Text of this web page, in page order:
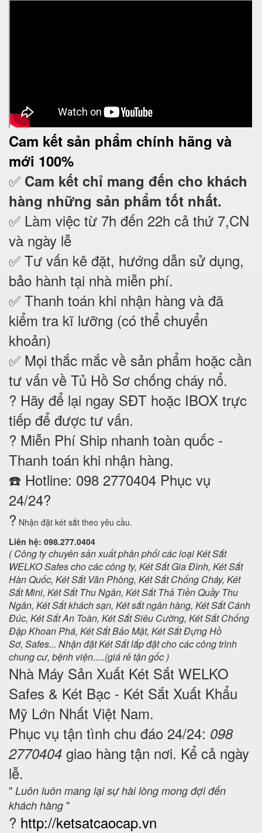
Cam kết sản phẩm chính hãng và
mới 100%
✅ Cam kết chỉ mang đến cho khách
hàng những sản phẩm tốt nhất.
✅ Làm việc từ 7h đến 22h cả thứ 7,CN
và ngày lễ
✅ Tư vấn kê đặt, hướng dẫn sử dụng,
bảo hành tại nhà miễn phí.
✅ Thanh toán khi nhận hàng và đã
kiểm tra kĩ lưỡng (có thể chuyển
khoản)
✅ Mọi thắc mắc về sản phẩm hoặc cần
tư vấn về Tủ Hồ Sơ chống cháy nổ.
? Hãy để lại ngay SĐT hoặc IBOX trực
tiếp để được tư vấn.
? Miễn Phí Ship nhanh toàn quốc -
Thanh toán khi nhận hàng.
☎️ Hotline: 098 2770404 Phục vụ
24/24?
? Nhận đặt két sắt theo yêu cầu.
Liên hệ: 098.277.0404
( Công ty chuyên sản xuất phân phối các loại Két Sắt
WELKO Safes cho các công ty, Két Sắt Gia Đình, Két Sắt
Hàn Quốc, Két Sắt Văn Phòng, Két Sắt Chống Cháy, Két
Sắt Mini, Két Sắt Thu Ngân, Két Sắt Thả Tiền Quầy Thu
Ngân, Két Sắt khách sạn, Két sắt ngân hàng, Két Sắt Cánh
Đúc, Két Sắt An Toàn, Két Sắt Siêu Cường, Két Sắt Chống
Đập Khoan Phá, Két Sắt Bảo Mật, Két Sắt Đựng Hồ
Sơ, Safes... Nhận đặt Két Sắt lắp đặt cho các công trình
chung cư, bệnh viện.....(giá rẻ tận gốc )
Nhà Máy Sản Xuất Két Sắt WELKO
Safes & Két Bạc - Két Sắt Xuất Khẩu
Mỹ Lớn Nhất Việt Nam.
Phục vụ tận tình chu đáo 24/24: 098
2770404 giao hàng tận nơi. Kể cả ngày
lễ.
" Luôn luôn mang lại sự hài lòng mong đợi đến
khách hàng "
? http://ketsatcaocap.vn